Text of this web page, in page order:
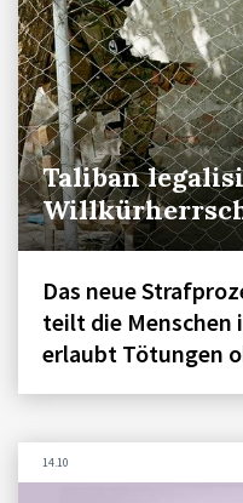
Taliban
Das neue
teilt die Menschen
erlaubt Tötungen
14.10